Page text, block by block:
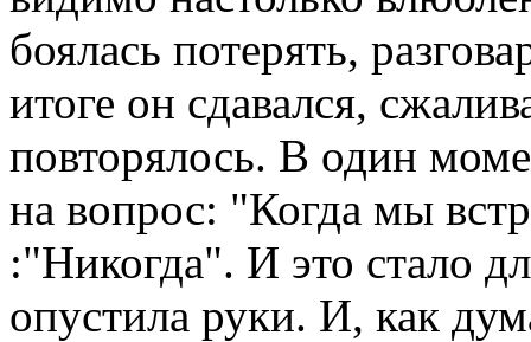
боялась потерять,
итоге он сдавался,
повторялось. В один
на вопрос: "Когда мы
:"Никогда". И это стало
опустила руки. И, как